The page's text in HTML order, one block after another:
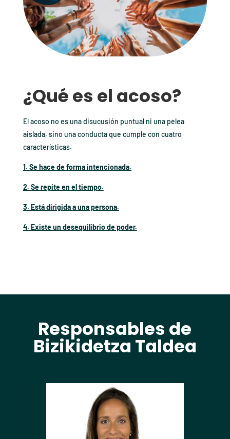
¿Qué es el acoso?
El acoso no es una disucusión puntual ni una pelea
aislada, sino una conducta que cumple con cuatro
características.
1. Se hace de forma intencionada.
2. Se repite en el tiempo.
3. Está dirigida a una persona.
4. Existe un desequilibrio de poder.
Responsables de
Bizikidetza Taldea